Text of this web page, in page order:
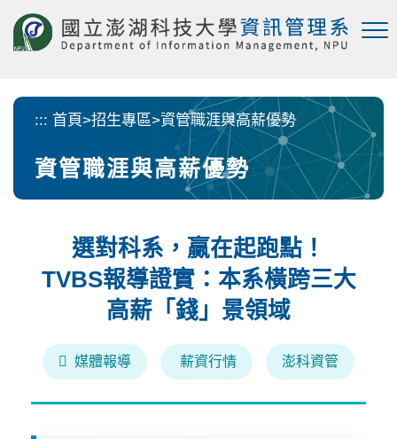
::: 首頁>招生專區>資管職涯與高薪優勢
資管職涯與高薪優勢
選對科系，贏在起跑點！
TVBS報導證實：本系橫跨三大
高薪「錢」景領域
媒體報導 薪資行情 澎科資管